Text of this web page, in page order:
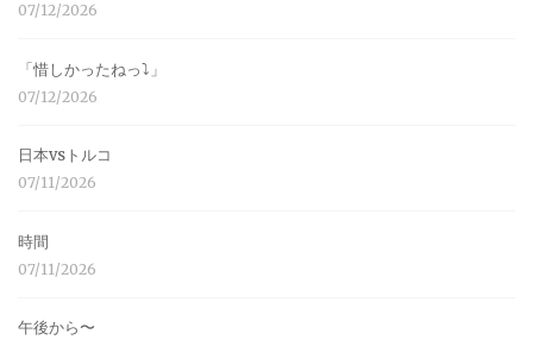
07/12/2026
「惜しかったねっ⤵︎」
07/12/2026
日本vsトルコ
07/11/2026
時間
07/11/2026
午後から〜